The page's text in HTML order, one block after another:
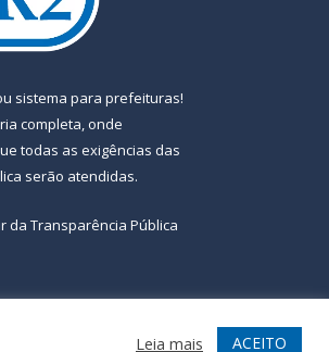
sistema para prefeituras!
completa, onde
todas as exigências das
serão atendidas.
da Transparência Pública
Acessar Webmail
Leia mais ACEITO